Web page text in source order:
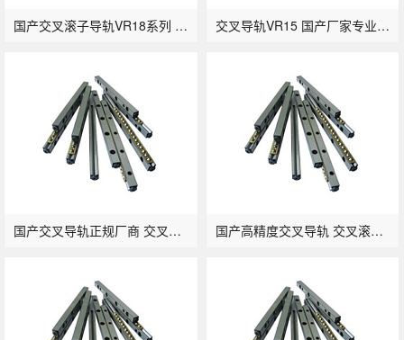
国产交叉滚子导轨VR18系列 专业定制 交叉导轨VR15 国产厂家专业滚柱导轨供应商
国产交叉导轨正规厂商 交叉滚柱滑轨VR12 国产高精度交叉导轨 交叉滚柱导轨VR6